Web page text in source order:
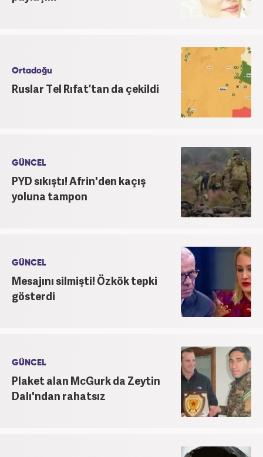
Ortadoğu
Ruslar Tel Rıfat’tan da çekildi
GÜNCEL
PYD sıkıştı! Afrin'den kaçış
yoluna tampon
GÜNCEL
Mesajını silmişti! Özkök tepki
gösterdi
GÜNCEL
Plaket alan McGurk da Zeytin
Dalı'ndan rahatsız